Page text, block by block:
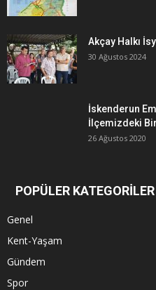
Akçay Halkı
30 Ağustos 2024
İskenderun
İlçemizdeki
26 Ağustos 2020
POPÜLER KATEGORİLER
Genel
Kent-Yaşam
Gündem
Spor